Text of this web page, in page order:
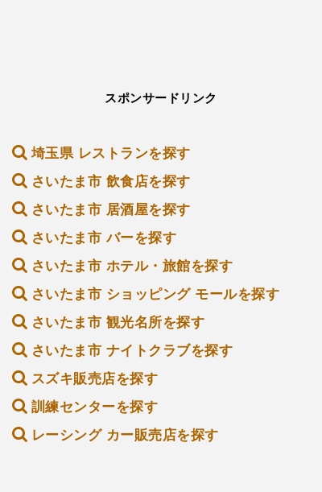
スポンサードリンク
埼玉県 レストランを探す
さいたま市 飲食店を探す
さいたま市 居酒屋を探す
さいたま市 バーを探す
さいたま市 ホテル・旅館を探す
さいたま市 ショッピング モールを探す
さいたま市 観光名所を探す
さいたま市 ナイトクラブを探す
スズキ販売店を探す
訓練センターを探す
レーシング カー販売店を探す